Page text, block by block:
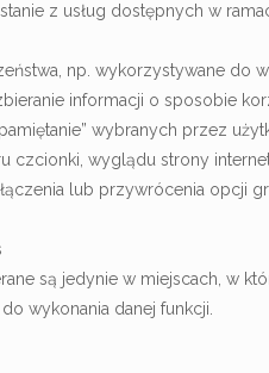
z usług dostępnych w
np. wykorzystywane do
informacji o sposobie
wybranych przez
czcionki, wyglądu strony
lub przywrócenia opcji
są jedynie w miejscach, w
wykonania danej funkcji.